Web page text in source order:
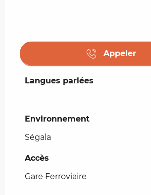
Appeler
Langues parlées
Langues parlées
Environnement
Environnement
Ségala
Accès
Accès
Gare Ferroviaire